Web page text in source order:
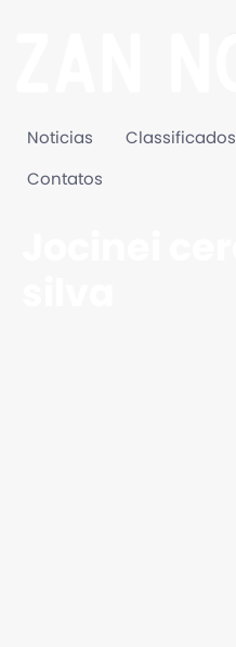
Noticias Classificados
Contatos